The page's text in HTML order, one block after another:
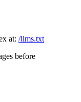
at: /llms.txt
before